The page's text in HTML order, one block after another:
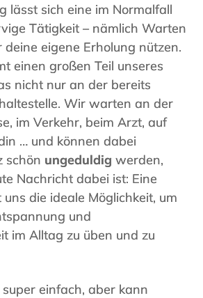
lässt sich eine im Normalfall
Tätigkeit – nämlich Warten
eigene Erholung nützen.
einen großen Teil unseres
nicht nur an der bereits
Wir warten an der
im Verkehr, beim Arzt, auf
… und können dabei
schön ungeduldig werden,
Nachricht dabei ist: Eine
die ideale Möglichkeit, um
und
im Alltag zu üben und zu
einfach, aber kann